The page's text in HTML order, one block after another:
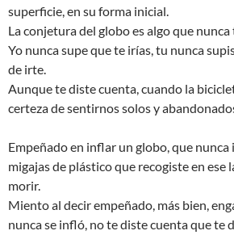
superficie, en su forma inicial.
La conjetura del globo es algo que nunca
Yo nunca supe que te irías, tu nunca
de irte.
Aunque te diste cuenta, cuando la
certeza de sentirnos solos y
Empeñado en inflar un globo, que nunca
migajas de plástico que recogiste en ese
morir.
Miento al decir empeñado, más bien,
nunca se infló, no te diste cuenta que te